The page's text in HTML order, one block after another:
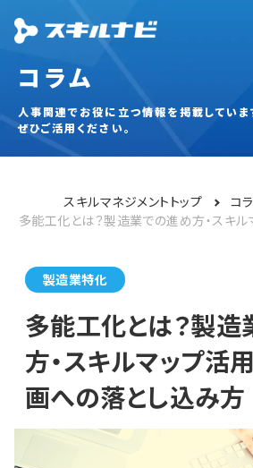
コラム
人事関連でお役に立つ情報を掲載していま
ぜひご活用ください。
スキルマネジメントトップ コ
多能工化とは？製造業での進め方・スキ
製造業特化
多能工化とは？製造
方・スキルマップ活
画への落とし込み方